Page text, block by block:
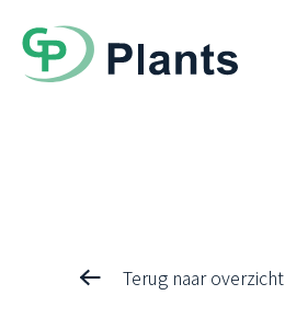
Terug naar overzicht